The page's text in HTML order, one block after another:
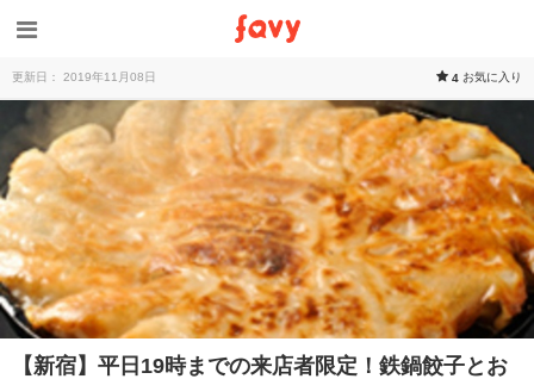
更新日： 2019年11月08日 4 お気に入り
【新宿】平日19時までの来店者限定！鉄鍋餃子とお